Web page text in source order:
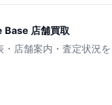
Base 店舗買取
・店舗案内・査定状況